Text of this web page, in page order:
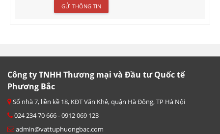
Công ty TNHH Thương mại và Đầu tư Quốc tế
Phương Bắc
Số nhà 7, liền kề 18, KĐT Văn Khê, quận Hà Đông, TP Hà Nội
024 234 70 666 - 0912 069 123
admin@vattuphuongbac.com